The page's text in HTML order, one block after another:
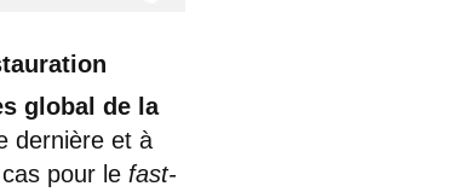
global de la
dernière et à
pour le fast-